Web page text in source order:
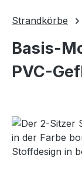
Strandkörbe
Basis-
PVC-
Bildergalerie